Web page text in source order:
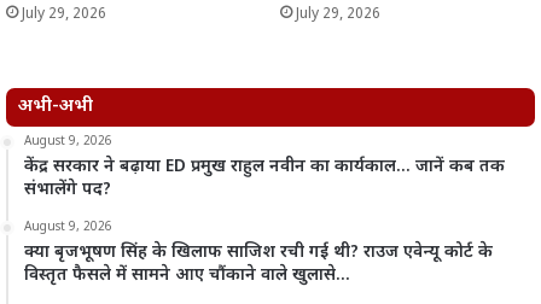
July 29, 2026 July 29, 2026
अभी-अभी
August 9, 2026
केंद्र सरकार ने बढ़ाया ED प्रमुख राहुल नवीन का कार्यकाल… जानें कब तक
संभालेंगे पद?
August 9, 2026
क्या बृजभूषण सिंह के खिलाफ साजिश रची गई थी? राउज एवेन्यू कोर्ट के
विस्तृत फैसले में सामने आए चौंकाने वाले खुलासे…